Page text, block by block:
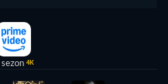
4K